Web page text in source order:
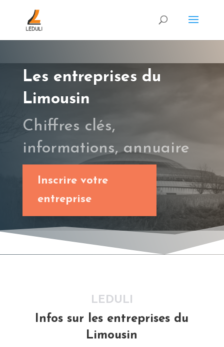
Les entreprises du
Limousin
Chiffres clés,
informations, annuaire
Inscrire votre
entreprise
LEDULI
Infos sur les entreprises du
Limousin